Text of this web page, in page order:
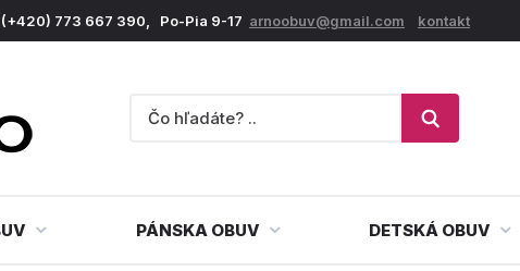
773 667 390, Po-Pia 9-17 arnoobuv@gmail.com kontakt
PÁNSKA OBUV DETSKÁ OBUV